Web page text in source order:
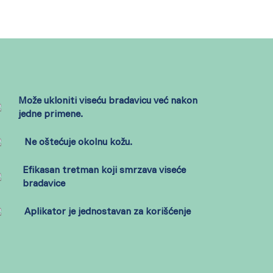
Može ukloniti viseću bradavicu već nakon
jedne primene.
Ne oštećuje okolnu kožu.
Efikasan tretman koji smrzava viseće
bradavice
Aplikator je jednostavan za korišćenje